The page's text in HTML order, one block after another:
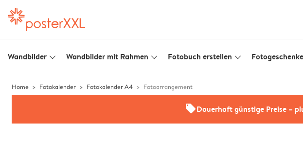
Wandbilder slim_arrow_down Wandbilder mit Rahmen slim_arrow_down Fotobuch erstellen slim_arrow_down Fotogeschenke
Home Fotokalender Fotokalender A4 Fotoarrangement
offersDauerhaft günstige Preise –